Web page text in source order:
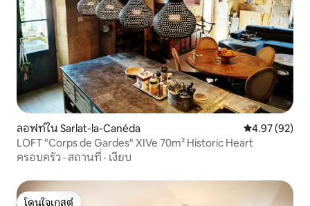
ลอฟท์ใน Sarlat-la-Canéda คะแนนเฉลี่ย
4.97 (92)
LOFT "Corps de Gardes" XIVe 70m² Historic Heart
ครอบครัว · สถานที่ · เงียบ
โดนใจเกสต์